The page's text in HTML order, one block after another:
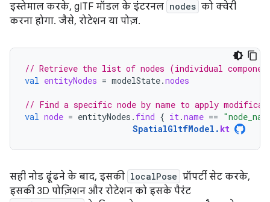
इस्तेमाल करके, gITF मॉडल के इंटरनल nodes को क्वेरी
करना होगा. जैसे, रोटेशन या पोज़.
// Retrieve the list of nodes (individual
val entityNodes = modelState.nodes
// Find a specific node by name to apply
val node = entityNodes . find { it.name ==
SpatialGltfModel . kt
सही नोड ढूंढने के बाद, इसकी localPose प्रॉपर्टी सेट करके,
इसकी 3D पोज़िशन और रोटेशन को इसके पैरंट